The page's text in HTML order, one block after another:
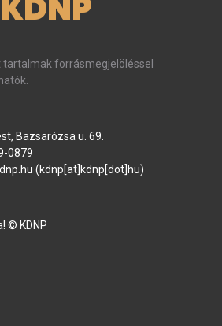
forrásmegjelöléssel
Bazsarózsa u. 69.
0879
hu (kdnp[at]kdnp[dot]hu)
© KDNP